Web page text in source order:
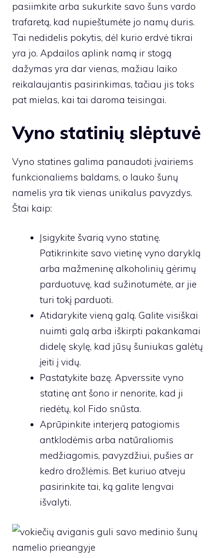
pasiimkite arba sukurkite savo šuns vardo
trafaretą, kad nupieštumėte jo namų duris.
Tai nedidelis pokytis, dėl kurio erdvė tikrai
yra jo. Apdailos aplink namą ir stogą
dažymas yra dar vienas, mažiau laiko
reikalaujantis pasirinkimas, tačiau jis toks
pat mielas, kai tai daroma teisingai.
Vyno statinių slėptuvė
Vyno statines galima panaudoti įvairiems
funkcionaliems baldams, o lauko šunų
namelis yra tik vienas unikalus pavyzdys.
Štai kaip:
Įsigykite švarią vyno statinę.
Patikrinkite savo vietinę vyno daryklą
arba mažmeninę alkoholinių gėrimų
parduotuvę, kad sužinotumėte, ar jie
turi tokį parduoti.
Atidarykite vieną galą. Galite visiškai
nuimti galą arba iškirpti pakankamai
didelę skylę, kad jūsų šuniukas galėtų
įeiti į vidų.
Pastatykite bazę. Apverssite vyno
statinę ant šono ir nenorite, kad ji
riedėtų, kol Fido snūsta.
Aprūpinkite interjerą patogiomis
antklodėmis arba natūraliomis
medžiagomis, pavyzdžiui, pušies ar
kedro drožlėmis. Bet kuriuo atveju
pasirinkite tai, ką galite lengvai
išvalyti.